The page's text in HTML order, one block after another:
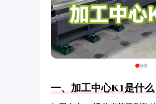
一、加工中心K1是什么